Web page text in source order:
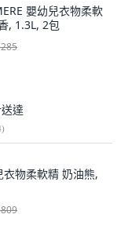
嬰幼兒衣物柔軟
, 1.3L, 2包
達
)
物柔軟精 奶油熊,